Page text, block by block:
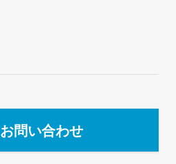
お問い合わせ